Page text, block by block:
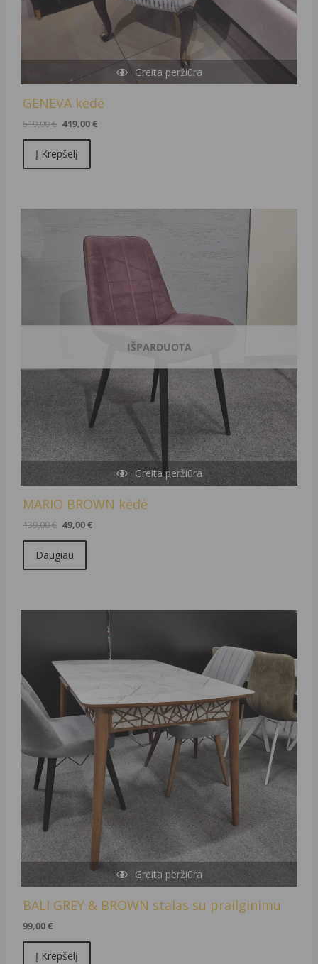
Greita peržiūra
GENEVA kėdė
519,00€ 419,00€
Į Krepšelį
IŠPARDUOTA
Greita peržiūra
MARIO BROWN kėdė
139,00€
139,00 €.
49,00€
is:
Daugiau
Greita peržiūra
BALI GREY & BROWN stalas su prailginimu
99,00€
Į Krepšelį